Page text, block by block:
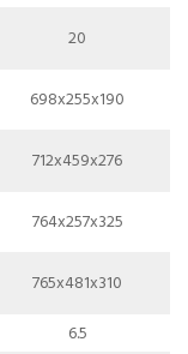
20
698x255x190
712x459x276
764x257x325
765x481x310
6.5